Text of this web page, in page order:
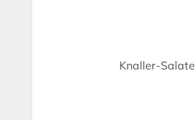
Knaller-Salate